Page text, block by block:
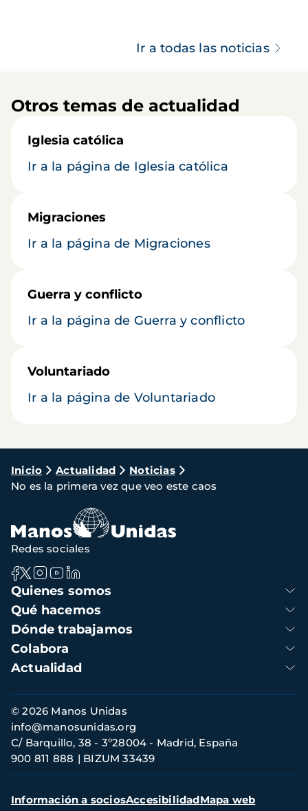
Ir a todas las noticias
Otros temas de actualidad
Iglesia católica
Ir a la página de Iglesia católica
Migraciones
Ir a la página de Migraciones
Guerra y conflicto
Ir a la página de Guerra y conflicto
Voluntariado
Ir a la página de Voluntariado
Ruta
de
navegación
Inicio Actualidad
Noticias
No es la primera vez que veo este caos
Navegación
principal
Quienes somos
Qué hacemos
Dónde trabajamos
Colabora
Actualidad
Redes sociales
Información
de
contacto
© 2026 Manos Unidas
C/ Barquillo, 38 - 3º28004 - Madrid, España
900 811 888
BIZUM 33439
info@manosunidas.org
Menú
Información a sociosAccesibilidadMapa web